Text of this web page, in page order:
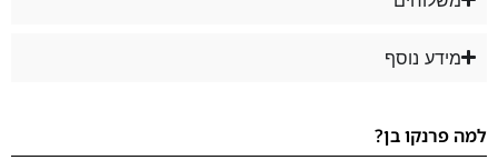
מידע נוסף
למה פרנקו בן?